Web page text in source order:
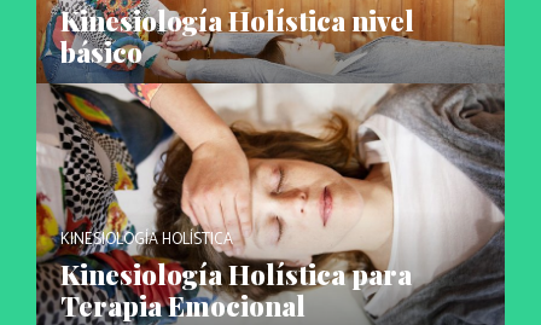
Kinesiología Holística nivel
básico
KINESIOLOGÍA HOLÍSTICA
Kinesiología Holística para
Terapia Emocional